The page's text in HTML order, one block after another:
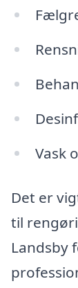
Vask
Det er
til
Landsby